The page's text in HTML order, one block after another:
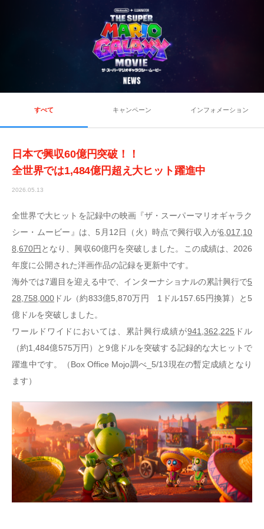
すべて キャンペーン インフォメーション
日本で興収60億円突破！！
全世界では1,484億円超え大ヒット躍進中
2026.05.13
全世界で大ヒットを記録中の映画『ザ・スーパーマリオギャラク
シー・ムービー』は、5月12日（火）時点で興行収入が6,017,10
8,670円 となり、興収60億円を突破しました。この成績は、2026
年度に公開された洋画作品の記録を更新中です。
海外では7週目を迎える中で、インターナショナルの累計興行で5
28,758,000 ドル（約833億5,870万円 1ドル157.65円換算）と5
億ドルを突破しました。
ワールドワイドにおいては、累計興行成績が941,362,225 ドル
（約1,484億575万円）と9億ドルを突破する記録的な大ヒットで
躍進中です。（Box Office Mojo調べ_5/13現在の暫定成績となり
ます）